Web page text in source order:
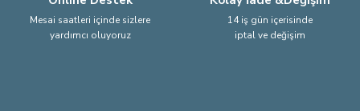
Mesai saatleri içinde sizlere
yardımcı oluyoruz
14 iş gün içerisinde
iptal ve değişim